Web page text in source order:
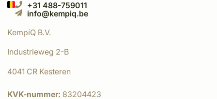
+31 488-759011
info@kempiq.be
KempíQ B.V.
Industrieweg 2-B
4041 CR Kesteren
KVK-nummer: 83204423